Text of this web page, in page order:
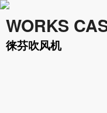
WORKS
徕芬吹风机